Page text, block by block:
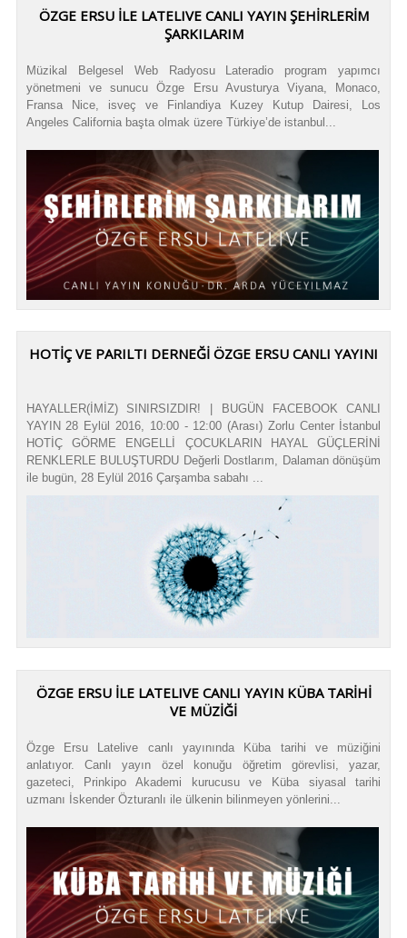
ÖZGE ERSU İLE LATELIVE CANLI YAYIN ŞEHİRLERİM
ŞARKILARIM
Müzikal Belgesel Web Radyosu Lateradio program yapımcı
yönetmeni ve sunucu Özge Ersu Avusturya Viyana, Monaco,
Fransa Nice, isveç ve Finlandiya Kuzey Kutup Dairesi, Los
Angeles California başta olmak üzere Türkiye’de istanbul...
HOTİÇ VE PARILTI DERNEĞİ ÖZGE ERSU CANLI YAYINI
HAYALLER(İMİZ) SINIRSIZDIR! | BUGÜN FACEBOOK CANLI
YAYIN 28 Eylül 2016, 10:00 - 12:00 (Arası) Zorlu Center İstanbul
HOTİÇ GÖRME ENGELLİ ÇOCUKLARIN HAYAL GÜÇLERİNİ
RENKLERLE BULUŞTURDU Değerli Dostlarım, Dalaman dönüşüm
ile bugün, 28 Eylül 2016 Çarşamba sabahı ...
ÖZGE ERSU İLE LATELIVE CANLI YAYIN KÜBA TARİHİ
VE MÜZİĞİ
Özge Ersu Latelive canlı yayınında Küba tarihi ve müziğini
anlatıyor. Canlı yayın özel konuğu öğretim görevlisi, yazar,
gazeteci, Prinkipo Akademi kurucusu ve Küba siyasal tarihi
uzmanı İskender Özturanlı ile ülkenin bilinmeyen yönlerini...